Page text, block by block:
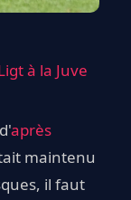
à la Juve
après
maintenu
il faut